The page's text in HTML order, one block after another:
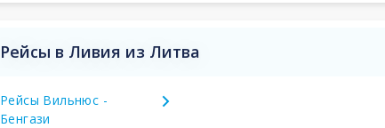
Рейсы в Ливия из Литва
Рейсы Вильнюс -
Бенгази